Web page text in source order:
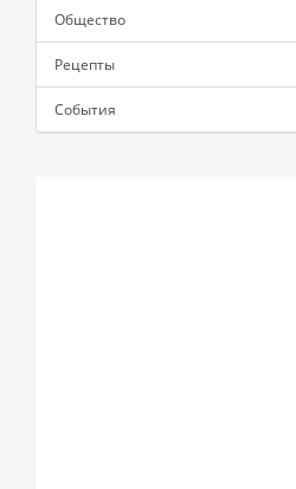
Общество
Рецепты
События